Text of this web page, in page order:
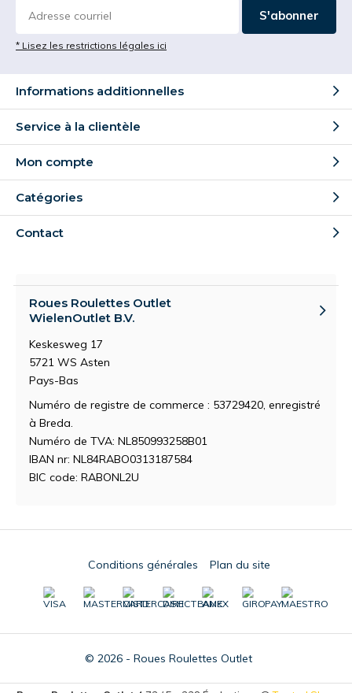
S'abonner
* Lisez les restrictions légales ici
Informations additionnelles
Service à la clientèle
Mon compte
Catégories
Contact
Roues Roulettes Outlet
WielenOutlet B.V.
Keskesweg 17
5721 WS Asten
Pays-Bas
Numéro de registre de commerce : 53729420, enregistré
à Breda.
Numéro de TVA: NL850993258B01
IBAN nr: NL84RABO0313187584
BIC code: RABONL2U
© 2026 - Roues Roulettes Outlet
Conditions générales Plan du site